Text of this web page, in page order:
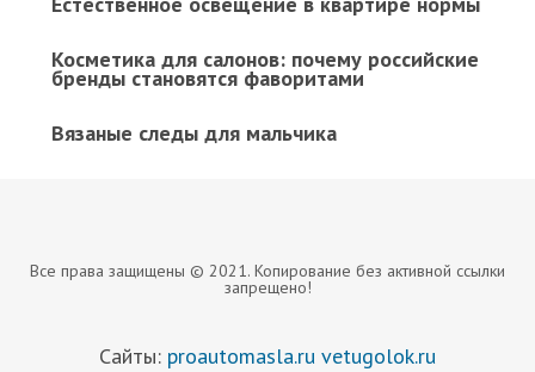
Косметика для салонов: почему российские
бренды становятся фаворитами
Вязаные следы для мальчика
Все права защищены © 2021. Копирование без активной ссылки
запрещено!
Сайты: proautomasla.ru vetugolok.ru